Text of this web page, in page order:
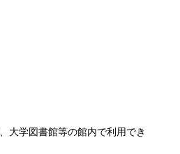
大学図書館等の館内で利用でき